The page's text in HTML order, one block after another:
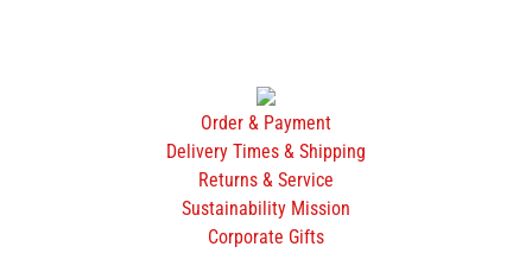
Order & Payment
Delivery Times & Shipping
Returns & Service
Sustainability Mission
Corporate Gifts